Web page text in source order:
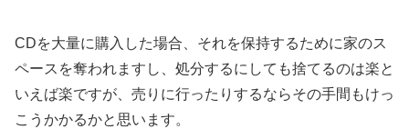
CDを大量に購入した場合、それを保持するために家のス
ペースを奪われますし、処分するにしても捨てるのは楽と
いえば楽ですが、売りに行ったりするならその手間もけっ
こうかかるかと思います。